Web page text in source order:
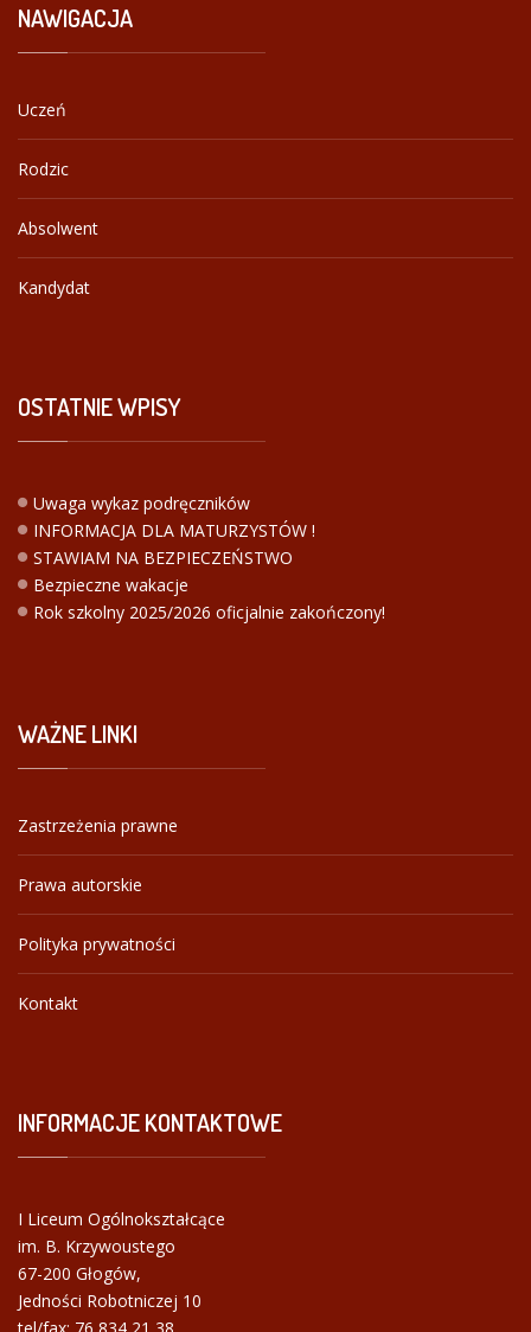
NAWIGACJA
Uczeń
Rodzic
Absolwent
Kandydat
OSTATNIEWPISY
Uwaga wykaz podręczników
INFORMACJA DLA MATURZYSTÓW !
STAWIAM NA BEZPIECZEŃSTWO
Bezpieczne wakacje
Rok szkolny 2025/2026 oficjalnie zakończony!
WAŻNELINKI
Zastrzeżenia prawne
Prawa autorskie
Polityka prywatności
Kontakt
INFORMACJEKONTAKTOWE
I Liceum Ogólnokształcące
im. B. Krzywoustego
67-200 Głogów,
Jedności Robotniczej 10